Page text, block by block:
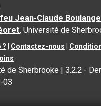
feu Jean-Claude
, Université de
? Contactez-nous
de Sherbrooke |3.2.2 -
03